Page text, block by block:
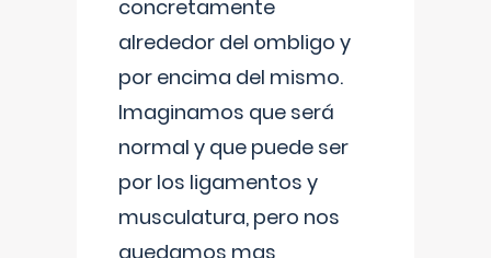
concretamente
alrededor del ombligo y
por encima del mismo.
Imaginamos que será
normal y que puede ser
por los ligamentos y
musculatura, pero nos
quedamos mas